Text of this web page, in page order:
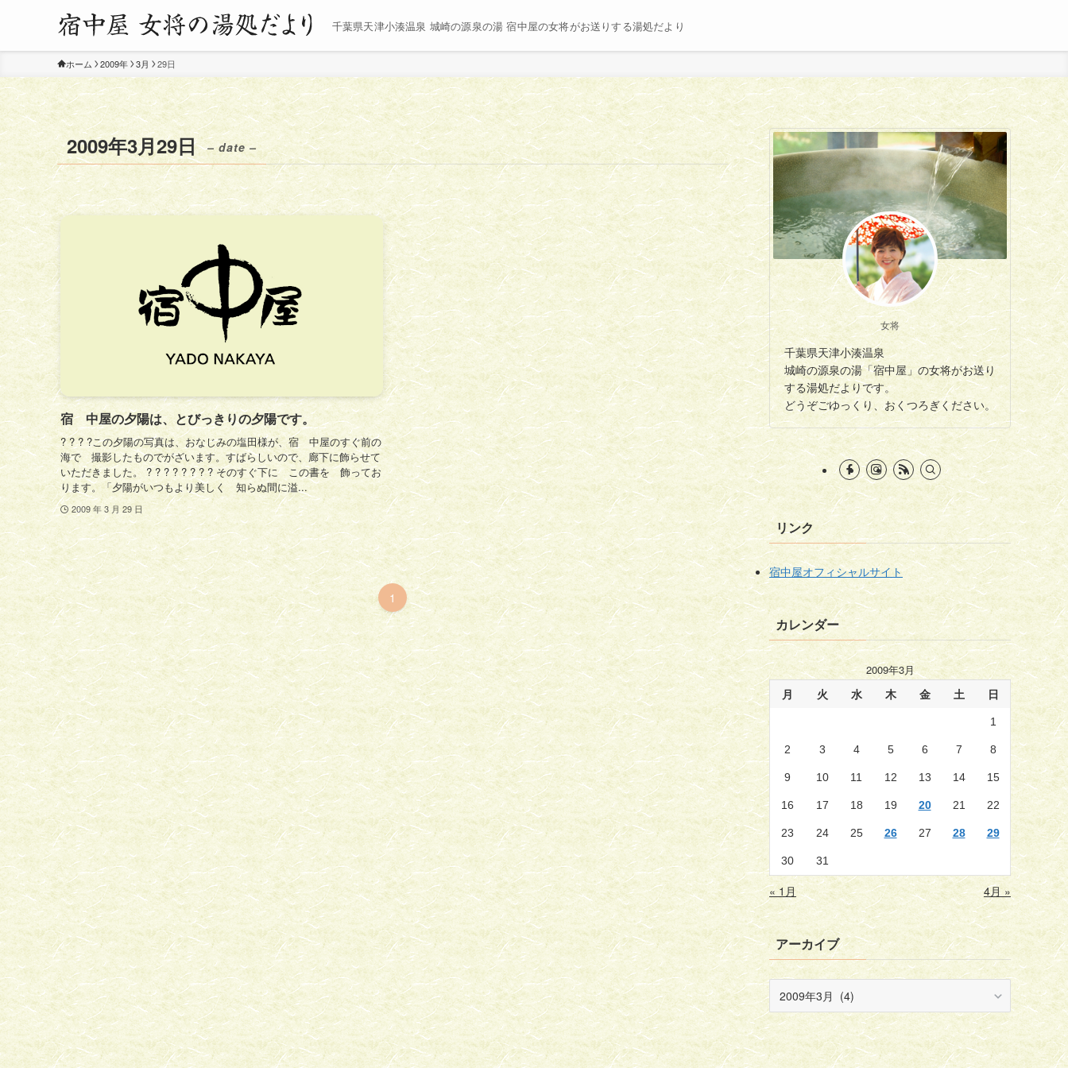
千葉県天津小湊温泉 城崎の源泉の湯 宿中屋の女将がお送りする湯処だより
ホーム 2009年 3月 29日
2009年3月29日 – date –
宿 中屋の夕陽は、とびっきりの夕陽です。
? ? ? ?この夕陽の写真は、おなじみの塩田様が、宿 中屋のすぐ前の
海で 撮影したものでがざいます。すばらしいので、廊下に飾らせて
いただきました。 ? ? ? ? ? ? ? ? そのすぐ下に この書を 飾ってお
ります。「夕陽がいつもより美しく 知らぬ間に溢...
2009 年 3 月 29 日
1
女将
千葉県天津小湊温泉
城崎の源泉の湯「宿中屋」の女将がお送り
する湯処だよりです。
どうぞごゆっくり、おくつろぎください。
リンク
宿中屋オフィシャルサイト
カレンダー
2009年3月
月 火 水 木 金 土 日
1
2 3 4 5 6 7 8
9 10 11 12 13 14 15
16 17 18 19 20 21 22
23 24 25 26 27 28 29
30 31
« 1月 4月 »
アーカイブ
ア
カ
イ
ブ